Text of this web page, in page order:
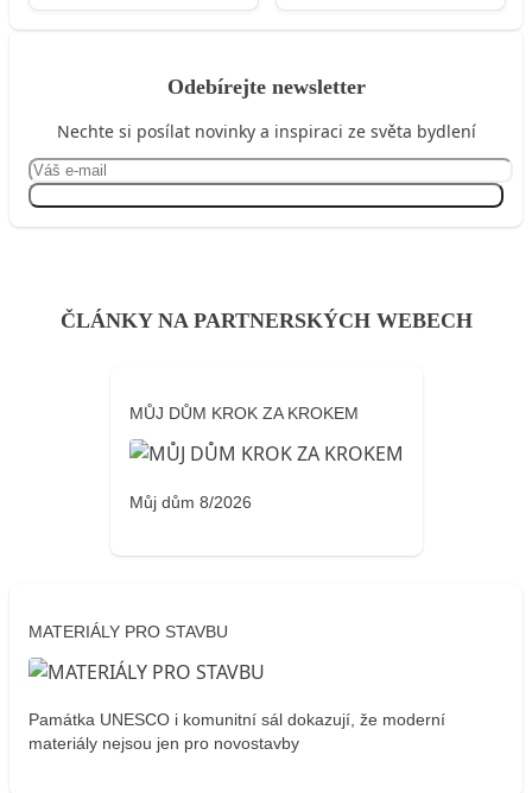
Odebírejte newsletter
Nechte si posílat novinky a inspiraci ze světa bydlení
ČLÁNKY NA PARTNERSKÝCH WEBECH
MŮJ DŮM KROK ZA KROKEM
Můj dům 8/2026
MATERIÁLY PRO STAVBU
Památka UNESCO i komunitní sál dokazují, že moderní
materiály nejsou jen pro novostavby